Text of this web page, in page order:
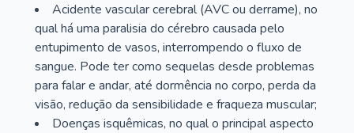
Acidente vascular cerebral (AVC ou derrame), no
qual há uma paralisia do cérebro causada pelo
entupimento de vasos, interrompendo o fluxo de
sangue. Pode ter como sequelas desde problemas
para falar e andar, até dormência no corpo, perda da
visão, redução da sensibilidade e fraqueza muscular;
Doenças isquêmicas, no qual o principal aspecto